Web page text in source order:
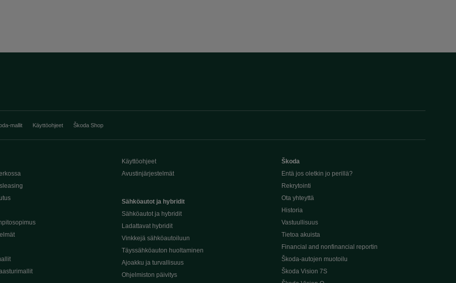
mallit Käyttöohjeet Škoda Shop
Käyttöohjeet
Avustinjärjestelmät
Sähköautot ja hybridit
Sähköautot ja hybridit
Ladattavat hybridit
Vinkkejä sähköautoiluun
Täyssähköauton huoltaminen
Ajoakku ja turvallisuus
Ohjelmiston päivitys
Škoda
Entä jos oletkin jo perillä?
Rekrytointi
Ota yhteyttä
Historia
Vastuullisuus
Tietoa akuista
Financial and nonfinancial reportin
Škoda-autojen muotoilu
Škoda Vision 7S